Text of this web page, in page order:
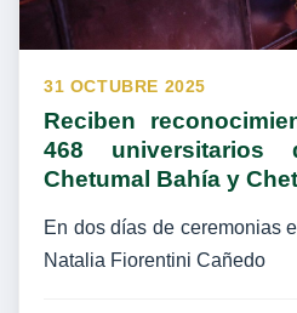
31 OCTUBRE 2025
Reciben
468
Chetumal Bahía y
En dos días de ceremonias
Natalia Fiorentini Cañedo